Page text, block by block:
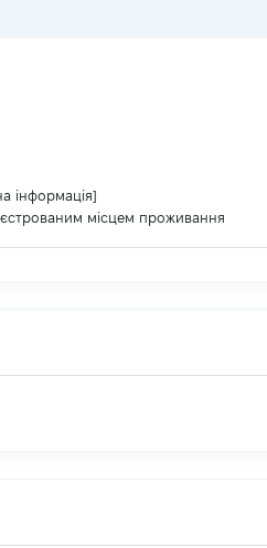
інформація]
місцем проживання